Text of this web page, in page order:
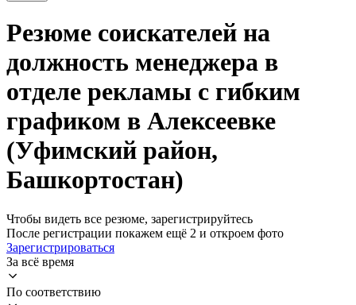
Резюме соискателей на
должность менеджера в
отделе рекламы с гибким
графиком в Алексеевке
(Уфимский район,
Башкортостан)
Чтобы видеть все резюме, зарегистрируйтесь
После регистрации покажем ещё 2 и откроем фото
Зарегистрироваться
За всё время
По соответствию